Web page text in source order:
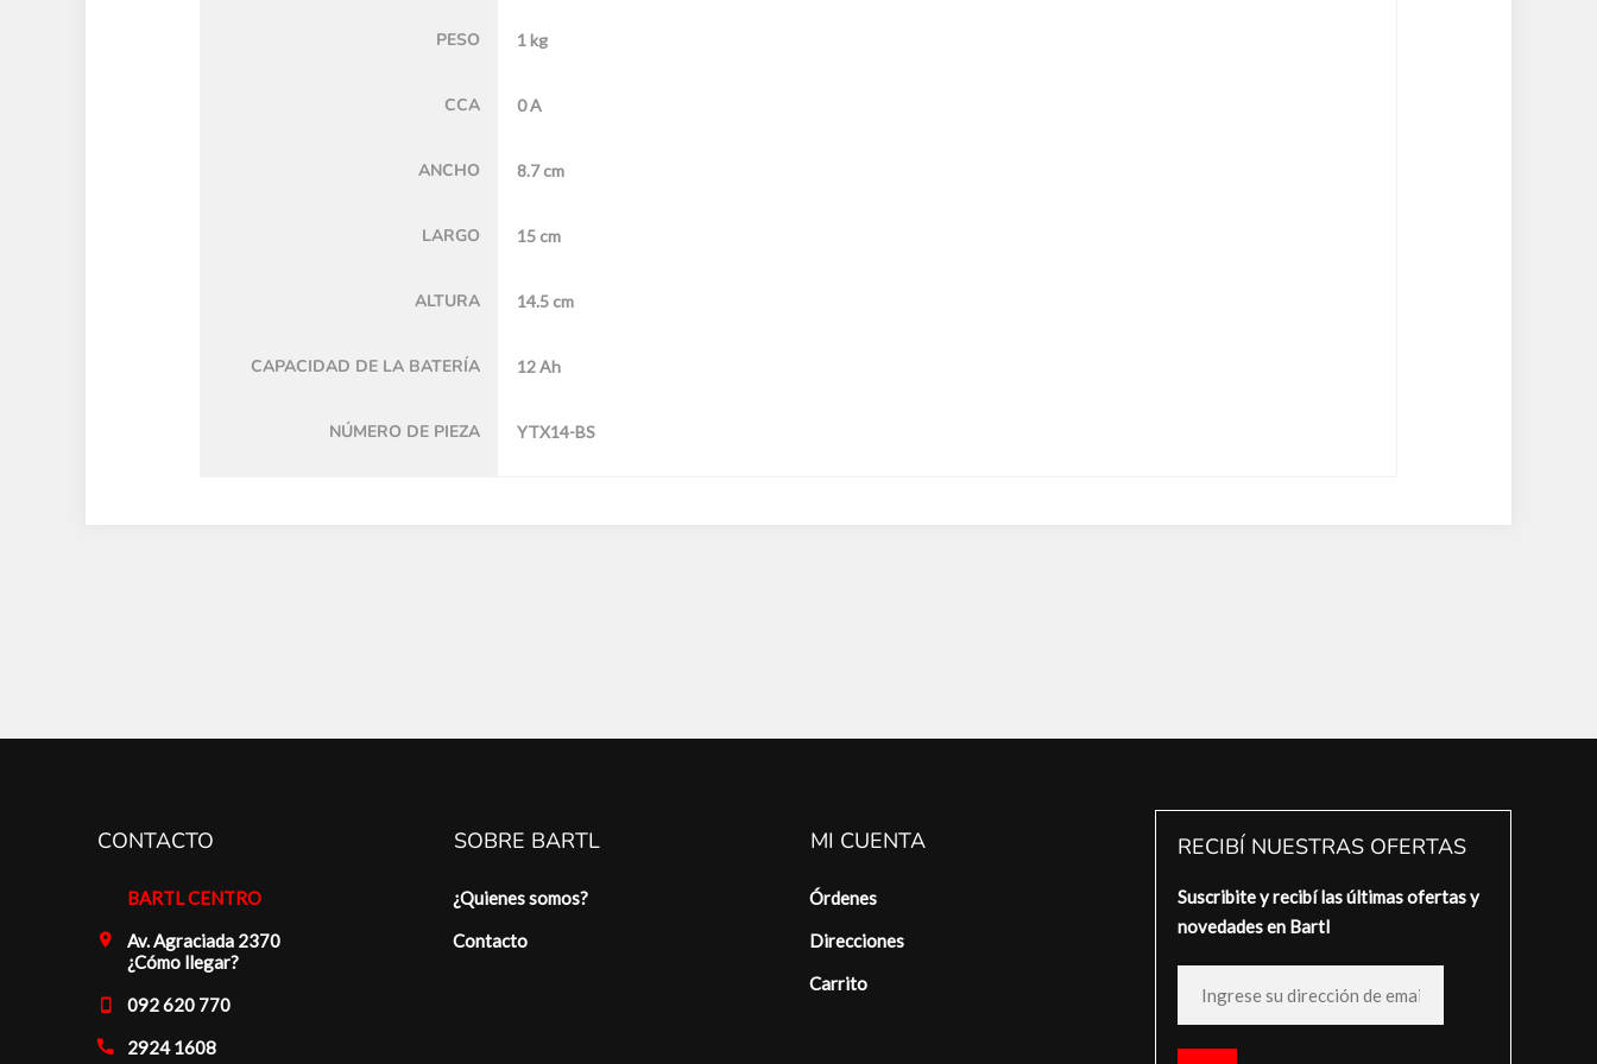
PESO 1 kg
CCA 0 A
ANCHO 8.7 cm
LARGO 15 cm
ALTURA 14.5 cm
CAPACIDAD DE LA BATERÍA 12 Ah
NÚMERO DE PIEZA YTX14-BS
CONTACTO
BARTL CENTRO
Av. Agraciada 2370
¿Cómo llegar?
092 620 770
2924 1608
SOBRE BARTL
¿Quienes somos?
Contacto
MI CUENTA
Órdenes
Direcciones
Carrito
RECIBÍ NUESTRAS OFERTAS
Suscribite y recibí las últimas ofertas y
novedades en Bartl